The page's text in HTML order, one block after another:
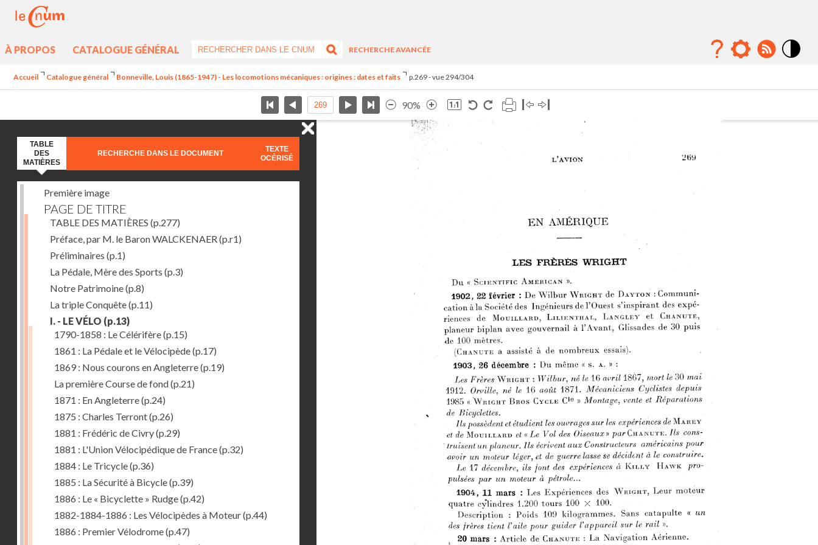
À PROPOS CATALOGUE GÉNÉRAL
RECHERCHE AVANCÉE
Accueil Catalogue général Bonneville, Louis (1865-1947) - Les locomotions mécaniques : origines : dates et faits p.269 - vue 294/304
90%
TABLE
DES
MATIÈRES
RECHERCHE DANS LE DOCUMENT
TEXTE
OCÉRISÉ
Première image
PAGE DE TITRE
TABLE DES MATIÈRES (p.277)
Préface, par M. le Baron WALCKENAER(p.r1)
Préliminaires (p.1)
La Pédale, Mère des Sports (p.3)
Notre Patrimoine(p.8)
La triple Conquête(p.11)
I. - LE VÉLO (p.13)
1790-1858 : Le Célérifère(p.15)
1861 : La Pédale et le Vélocipède(p.17)
1869 : Nous courons en Angleterre(p.19)
La première Course de fond(p.21)
1871 : En Angleterre(p.24)
1875 : Charles Terront(p.26)
1881 : Frédéric de Civry(p.29)
1881 : L'Union Vélocipédique de France(p.32)
1884 : Le Tricycle(p.36)
1885 : La Sécurité à Bicycle(p.39)
1886 : Le « Bicyclette » Rudge(p.42)
1882-1884-1886 : Les Vélocipèdes à Moteur(p.44)
1886 : Premier Vélodrome(p.47)